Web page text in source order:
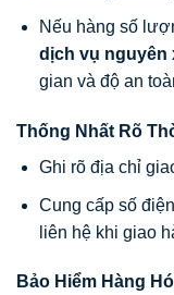
Nếu hàng số
dịch vụ nguyên
gian và độ an
Thống Nhất Rõ
Ghi rõ địa chỉ
Cung cấp số
liên hệ khi giao
Bảo Hiểm Hàng